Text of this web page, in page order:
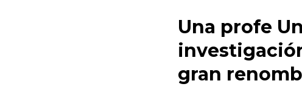
Una profe
gran